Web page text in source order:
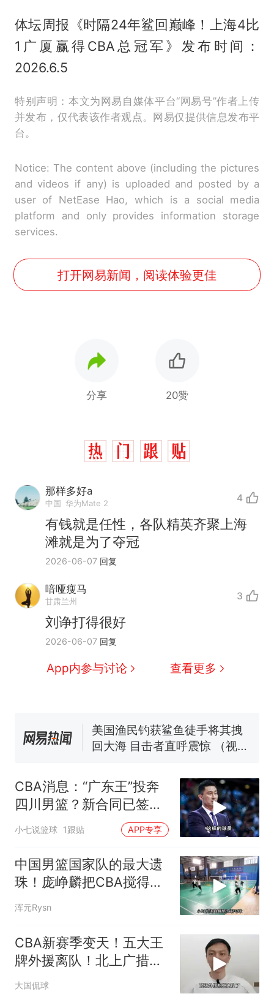
体坛周报《时隔24年鲨回巅峰！上海4比
1广厦赢得CBA总冠军》发布时间：
2026.6.5
特别声明：本文为网易自媒体平台“网易号”作者上传
并发布，仅代表该作者观点。网易仅提供信息发布平
台。
Notice: The content above (including the pictures
and videos if any) is uploaded and posted by a
user of NetEase Hao, which is a social media
platform and only provides information storage
services.
打开网易新闻，阅读体验更佳
分享 20赞
那样多好a
中国 华为Mate 2 4
有钱就是任性，各队精英齐聚上海
滩就是为了夺冠
2026-06-07 回复
喑哑瘦马
甘肃兰州 3
刘诤打得很好
2026-06-07 回复
App内参与讨论 查看更多
热 那个在床头放菜刀的女孩，
么？
费大厨“全国小炒肉大王”称
号，仅凭视频评出？中国烹饪
协会回应
男子上山采菌偶然发现鸡枞菌
来源：参考消息）
笔试第一被第二名传话劝弃考
官方通报
因老师一句“跟我回家”改写了
人生
CBA消息：“广东王”投奔
四川男篮？新合同已签
下，薪酬待遇曝光
小七说篮球 1跟贴 APP专享
中国男篮国家队的最大遗
珠！庞峥麟把CBA搅得天
翻地覆
浑元Rysn
CBA新赛季变天！五大王
牌外援离队！北上广措手
不及，黑马崛起
大国侃球